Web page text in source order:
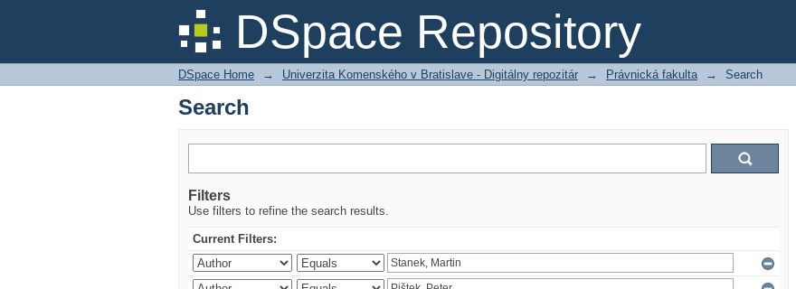
DSpace Repository
Search
DSpace Home → Univerzita Komenského v Bratislave - Digitálny repozitár → Právnická fakulta → Search
Search
Filters
Use filters to refine the search results.
Current Filters: